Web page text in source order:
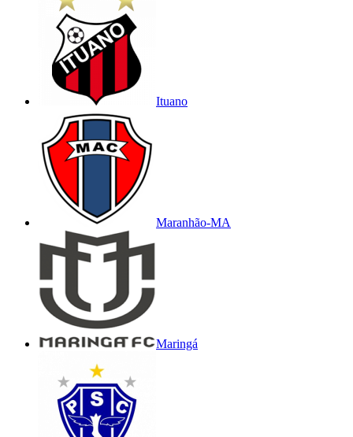
Ituano
Maranhão-MA
Maringá